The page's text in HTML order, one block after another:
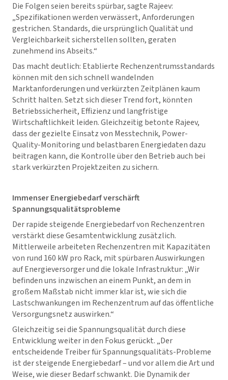
Die Folgen seien bereits spürbar, sagte Rajeev:
„Spezifikationen werden verwässert, Anforderungen
gestrichen. Standards, die ursprünglich Qualität und
Vergleichbarkeit sicherstellen sollten, geraten
zunehmend ins Abseits.“
Das macht deutlich: Etablierte Rechenzentrumsstandards
können mit den sich schnell wandelnden
Marktanforderungen und verkürzten Zeitplänen kaum
Schritt halten. Setzt sich dieser Trend fort, könnten
Betriebssicherheit, Effizienz und langfristige
Wirtschaftlichkeit leiden. Gleichzeitig betonte Rajeev,
dass der gezielte Einsatz von Messtechnik, Power-
Quality-Monitoring und belastbaren Energiedaten dazu
beitragen kann, die Kontrolle über den Betrieb auch bei
stark verkürzten Projektzeiten zu sichern.
Immenser Energiebedarf verschärft
Spannungsqualitätsprobleme
Der rapide steigende Energiebedarf von Rechenzentren
verstärkt diese Gesamtentwicklung zusätzlich.
Mittlerweile arbeiteten Rechenzentren mit Kapazitäten
von rund 160 kW pro Rack, mit spürbaren Auswirkungen
auf Energieversorger und die lokale Infrastruktur: „Wir
befinden uns inzwischen an einem Punkt, an dem in
großem Maßstab nicht immer klar ist, wie sich die
Lastschwankungen im Rechenzentrum auf das öffentliche
Versorgungsnetz auswirken.“
Gleichzeitig sei die Spannungsqualität durch diese
Entwicklung weiter in den Fokus gerückt. „Der
entscheidende Treiber für Spannungsqualitäts-Probleme
ist der steigende Energiebedarf – und vor allem die Art und
Weise, wie dieser Bedarf schwankt. Die Dynamik der